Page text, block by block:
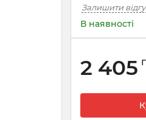
Залишити
В наявності
2 405